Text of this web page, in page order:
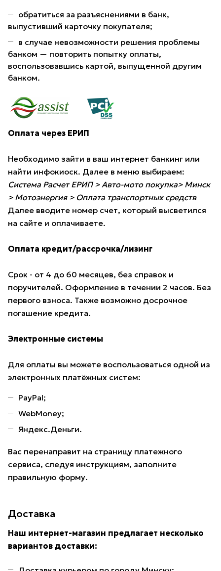
обратиться за разъяснениями в банк,
выпустивший карточку покупателя;
в случае невозможности решения проблемы
банком — повторить попытку оплаты,
воспользовавшись картой, выпущенной другим
банком.
Оплата через ЕРИП
Необходимо зайти в ваш интернет банкинг или
найти инфокиоск. Далее в меню выбираем:
Система Расчет ЕРИП > Авто-мото покупка> Минск
> Мотоэнергия > Оплата транспортных средств
Далее вводите номер счет, который высветился
на сайте и оплачиваете.
Оплата кредит/рассрочка/лизинг
Срок - от 4 до 60 месяцев, без справок и
поручителей. Оформление в течении 2 часов. Без
первого взноса. Также возможно досрочное
погашение кредита.
Электронные системы
Для оплаты вы можете воспользоваться одной из
электронных платёжных систем:
PayPal;
WebMoney;
Яндекс.Деньги.
Вас перенаправит на страницу платежного
сервиса, следуя инструкциям, заполните
правильную форму.
Доставка
Наш интернет-магазин предлагает несколько
вариантов доставки: